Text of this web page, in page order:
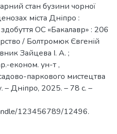
стан бузини чорної
міста Дніпро :
ОС «Бакалавр» : 206
/ Болтромюк Євгеній
Зайцева І. А. ;
економ. ун-т ,
паркового мистецтва
– Дніпро, 2025. – 78 с. –
123456789/12496.